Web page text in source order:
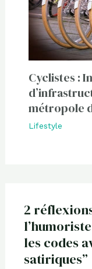
Cyclistes :
métropole
Lifestyle
2
les codes
satiriques”